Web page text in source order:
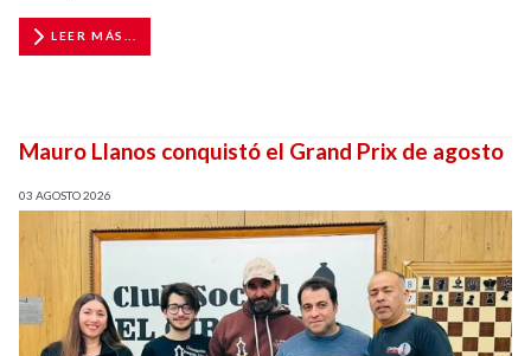
LEER MÁS...
Mauro Llanos conquistó el Grand Prix de agosto
03 AGOSTO 2026